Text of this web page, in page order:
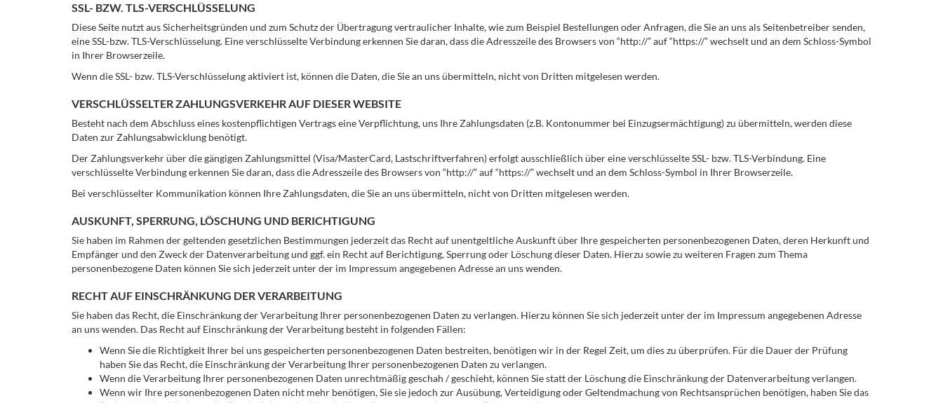
SSL- BZW. TLS-VERSCHLÜSSELUNG
Diese Seite nutzt aus Sicherheitsgründen und zum Schutz der Übertragung vertraulicher Inhalte, wie zum Beispiel Bestellungen oder Anfragen, die Sie an uns als Seitenbetreiber senden,
eine SSL-bzw. TLS-Verschlüsselung. Eine verschlüsselte Verbindung erkennen Sie daran, dass die Adresszeile des Browsers von “http://” auf “https://” wechselt und an dem Schloss-Symbol
in Ihrer Browserzeile.
Wenn die SSL- bzw. TLS-Verschlüsselung aktiviert ist, können die Daten, die Sie an uns übermitteln, nicht von Dritten mitgelesen werden.
VERSCHLÜSSELTER ZAHLUNGSVERKEHR AUF DIESER WEBSITE
Besteht nach dem Abschluss eines kostenpflichtigen Vertrags eine Verpflichtung, uns Ihre Zahlungsdaten (z.B. Kontonummer bei Einzugsermächtigung) zu übermitteln, werden diese
Daten zur Zahlungsabwicklung benötigt.
Der Zahlungsverkehr über die gängigen Zahlungsmittel (Visa/MasterCard, Lastschriftverfahren) erfolgt ausschließlich über eine verschlüsselte SSL- bzw. TLS-Verbindung. Eine
verschlüsselte Verbindung erkennen Sie daran, dass die Adresszeile des Browsers von “http://” auf “https://” wechselt und an dem Schloss-Symbol in Ihrer Browserzeile.
Bei verschlüsselter Kommunikation können Ihre Zahlungsdaten, die Sie an uns übermitteln, nicht von Dritten mitgelesen werden.
AUSKUNFT, SPERRUNG, LÖSCHUNG UND BERICHTIGUNG
Sie haben im Rahmen der geltenden gesetzlichen Bestimmungen jederzeit das Recht auf unentgeltliche Auskunft über Ihre gespeicherten personenbezogenen Daten, deren Herkunft und
Empfänger und den Zweck der Datenverarbeitung und ggf. ein Recht auf Berichtigung, Sperrung oder Löschung dieser Daten. Hierzu sowie zu weiteren Fragen zum Thema
personenbezogene Daten können Sie sich jederzeit unter der im Impressum angegebenen Adresse an uns wenden.
RECHT AUF EINSCHRÄNKUNG DER VERARBEITUNG
Sie haben das Recht, die Einschränkung der Verarbeitung Ihrer personenbezogenen Daten zu verlangen. Hierzu können Sie sich jederzeit unter der im Impressum angegebenen Adresse
an uns wenden. Das Recht auf Einschränkung der Verarbeitung besteht in folgenden Fällen:
Wenn Sie die Richtigkeit Ihrer bei uns gespeicherten personenbezogenen Daten bestreiten, benötigen wir in der Regel Zeit, um dies zu überprüfen. Für die Dauer der Prüfung
haben Sie das Recht, die Einschränkung der Verarbeitung Ihrer personenbezogenen Daten zu verlangen.
Wenn die Verarbeitung Ihrer personenbezogenen Daten unrechtmäßig geschah / geschieht, können Sie statt der Löschung die Einschränkung der Datenverarbeitung verlangen.
Wenn wir Ihre personenbezogenen Daten nicht mehr benötigen, Sie sie jedoch zur Ausübung, Verteidigung oder Geltendmachung von Rechtsansprüchen benötigen, haben Sie das